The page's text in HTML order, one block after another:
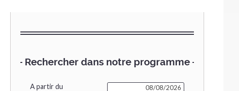
Rechercher dans notre programme
A partir du